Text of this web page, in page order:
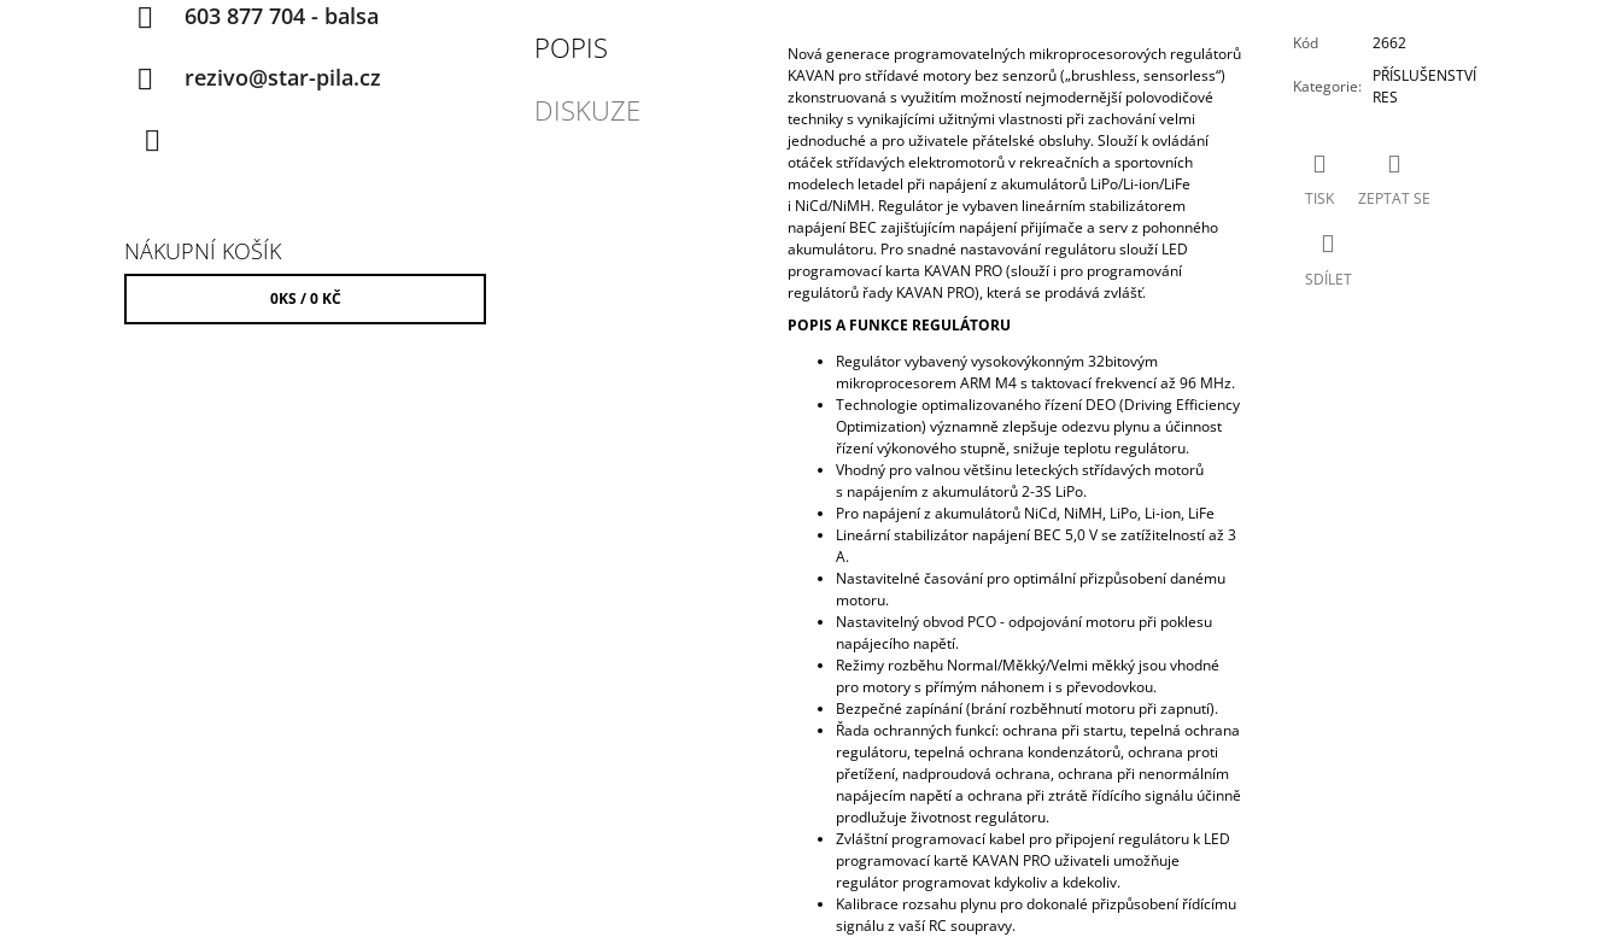
603 877 704 - balsa
rezivo@star-pila.cz
NÁKUPNÍ KOŠÍK
0KS /0 KČ
POPIS
DISKUZE
Nová generace programovatelných mikroprocesorových regulátorů
KAVAN pro střídavé motory bez senzorů („brushless, sensorless“)
zkonstruovaná s využitím možností nejmodernější polovodičové
techniky s vynikajícími užitnými vlastnosti při zachování velmi
jednoduché a pro uživatele přátelské obsluhy. Slouží k ovládání
otáček střídavých elektromotorů v rekreačních a sportovních
modelech letadel při napájení z akumulátorů LiPo/Li-ion/LiFe
i NiCd/NiMH. Regulátor je vybaven lineárním stabilizátorem
napájení BEC zajišťujícím napájení přijímače a serv z pohonného
akumulátoru. Pro snadné nastavování regulátoru slouží LED
programovací karta KAVAN PRO (slouží i pro programování
regulátorů řady KAVAN PRO), která se prodává zvlášť.
POPIS A FUNKCE REGULÁTORU
Regulátor vybavený vysokovýkonným 32bitovým
mikroprocesorem ARM M4 s taktovací frekvencí až 96 MHz.
Technologie optimalizovaného řízení DEO (Driving Efficiency
Optimization) významně zlepšuje odezvu plynu a účinnost
řízení výkonového stupně, snižuje teplotu regulátoru.
Vhodný pro valnou většinu leteckých střídavých motorů
s napájením z akumulátorů 2-3S LiPo.
Pro napájení z akumulátorů NiCd, NiMH, LiPo, Li-ion, LiFe
Lineární stabilizátor napájení BEC 5,0 V se zatížitelností až 3
A.
Nastavitelné časování pro optimální přizpůsobení danému
motoru.
Nastavitelný obvod PCO - odpojování motoru při poklesu
napájecího napětí.
Režimy rozběhu Normal/Měkký/Velmi měkký jsou vhodné
pro motory s přímým náhonem i s převodovkou.
Bezpečné zapínání (brání rozběhnutí motoru při zapnutí).
Řada ochranných funkcí: ochrana při startu, tepelná ochrana
regulátoru, tepelná ochrana kondenzátorů, ochrana proti
přetížení, nadproudová ochrana, ochrana při nenormálním
napájecím napětí a ochrana při ztrátě řídícího signálu účinně
prodlužuje životnost regulátoru.
Zvláštní programovací kabel pro připojení regulátoru k LED
programovací kartě KAVAN PRO uživateli umožňuje
regulátor programovat kdykoliv a kdekoliv.
Kalibrace rozsahu plynu pro dokonalé přizpůsobení řídícímu
signálu z vaší RC soupravy.
Kód 2662
Kategorie:
PŘÍSLUŠENSTVÍ
RES
TISK ZEPTAT SE
SDÍLET